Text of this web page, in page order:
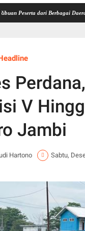
dari Berbagai Daerah
V
Jambi
Hartono Sabtu,